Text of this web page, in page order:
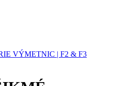
VÝMETNIC | F2 & F3